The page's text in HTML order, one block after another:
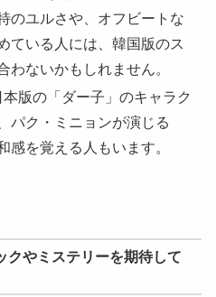
のユルさや、オフビートな
ている人には、韓国版のス
わないかもしれません。
本版の「ダー子」のキャラク
パク・ミニョンが演じる
感を覚える人もいます。
やミステリーを期待して